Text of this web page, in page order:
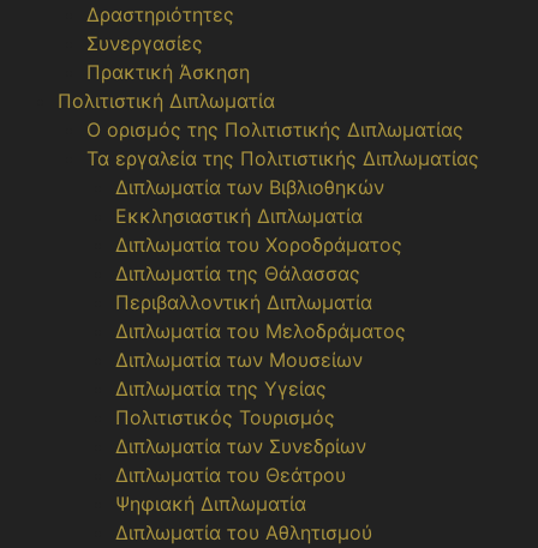
Δραστηριότητες
Συνεργασίες
Πρακτική Άσκηση
Πολιτιστική Διπλωματία
Ο ορισμός της Πολιτιστικής Διπλωματίας
Τα εργαλεία της Πολιτιστικής Διπλωματίας
Διπλωματία των Βιβλιοθηκών
Εκκλησιαστική Διπλωματία
Διπλωματία του Χοροδράματος
Διπλωματία της Θάλασσας
Περιβαλλοντική Διπλωματία
Διπλωματία του Μελοδράματος
Διπλωματία των Μουσείων
Διπλωματία της Υγείας
Πολιτιστικός Τουρισμός
Διπλωματία των Συνεδρίων
Διπλωματία του Θεάτρου
Ψηφιακή Διπλωματία
Διπλωματία του Αθλητισμού